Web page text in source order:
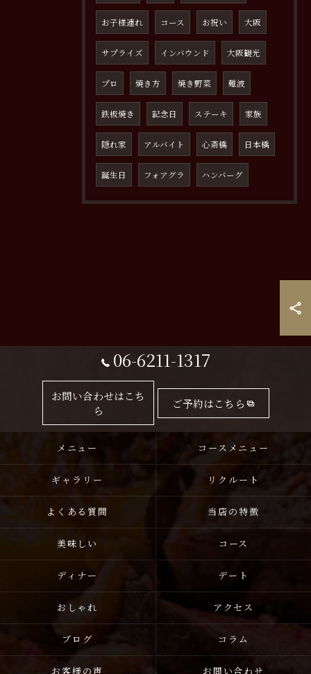
お子様連れ コース お祝い 大阪
サプライズ インバウンド 大阪観光
プロ 焼き方 焼き野菜 難波
鉄板焼き 記念日 ステーキ 家族
隠れ家 アルバイト 心斎橋 日本橋
誕生日 フォアグラ ハンバーグ
06-6211-1317
お問い合わせはこち
ら
ご予約はこちら
メニュー コースメニュー
ギャラリー リクルート
よくある質問 当店の特徴
美味しい コース
ディナー デート
おしゃれ アクセス
ブログ コラム
お客様の声 お問い合わせ